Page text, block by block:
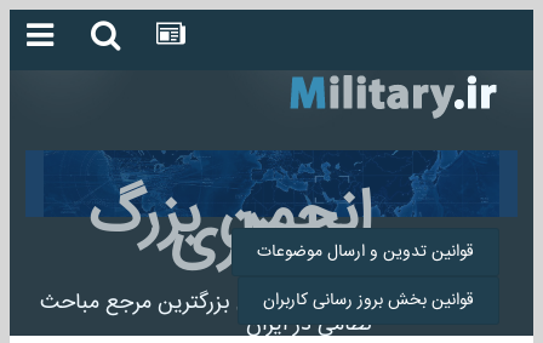
انجمن بزرگ
میلیتاری
انجمن میلیتاری بزرگترین مرجع مباحث
نظامی در ایران
قوانین تدوین و ارسال موضوعات
قوانین بخش بروز رسانی کاربران